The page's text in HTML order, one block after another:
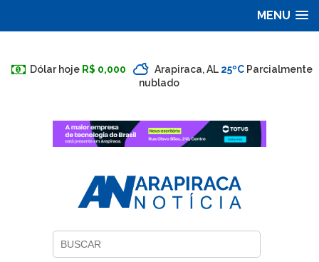
MENU
Dólar hoje R$ 0,000 Arapiraca, AL 25ºC Parcialmente
nublado